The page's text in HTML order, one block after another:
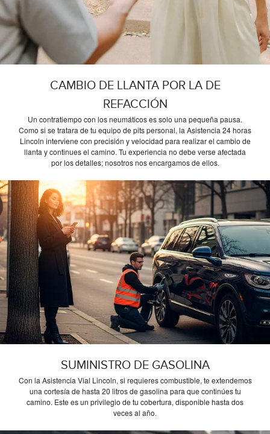
CAMBIO DE LLANTA POR LA DE
REFACCIÓN
Un contratiempo con los neumáticos es solo una pequeña pausa.
Como si se tratara de tu equipo de pits personal, la Asistencia 24 horas
Lincoln interviene con precisión y velocidad para realizar el cambio de
llanta y continues el camino. Tu experiencia no debe verse afectada
por los detalles; nosotros nos encargamos de ellos.
SUMINISTRO DE GASOLINA
Con la Asistencia Vial Lincoln, si requieres combustible, te extendemos
una cortesía de hasta 20 litros de gasolina para que continúes tu
camino. Este es un privilegio de tu cobertura, disponible hasta dos
veces al año.